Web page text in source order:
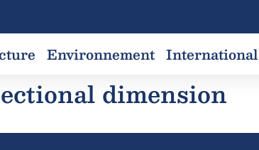
Environnement International
dimension